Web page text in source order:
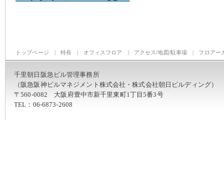
トップページ | 特長 | オフィスフロア | アクセス/地図/駐車場 | フロアー
千里朝日阪急ビル管理事務所
（阪急阪神ビルマネジメント株式会社・株式会社朝日ビルディング）
〒560-0082 大阪府豊中市新千里東町1丁目5番3号
TEL：06-6873-2608